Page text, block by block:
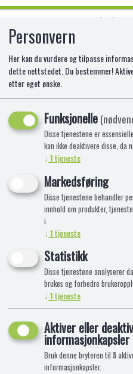
HANSA KANIN
HA-2796
Personvern
Her kan du vurdere og tilpasse
dette nettstedet. Du bestemmer!
etter eget ønske.
Funksjonelle
Disse tjenestene er
kan ikke deaktivere disse, da
↓ 1tjeneste
Markedsføring
Disse tjenestene behandler
innhold om produkter,
i.
↓ 1tjeneste
Statistikk
Disse tjenestene analyserer
brukes og forbedre
↓ 1tjeneste
Aktiver eller
informasjonkapsler
Bruk denne bryteren til å
informasjonkapsler.